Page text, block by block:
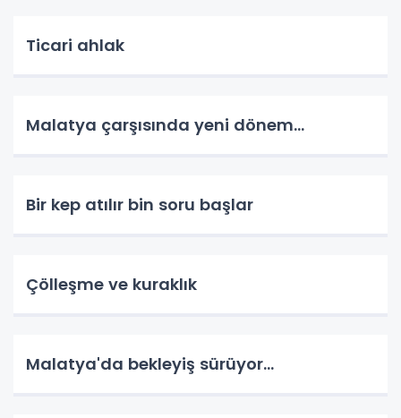
Ticari ahlak
Malatya çarşısında yeni dönem…
Bir kep atılır bin soru başlar
Çölleşme ve kuraklık
Malatya'da bekleyiş sürüyor…